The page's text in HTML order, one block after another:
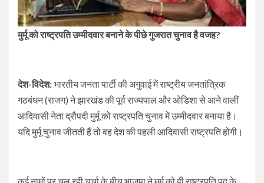
मुर्मू को राष्ट्रपति उम्मीदवार बनाने के पीछे गुजरात चुनाव है वजह?
देश-विदेश:भारतीय जनता पार्टी की अगुवाई में राष्ट्रीय जनतांत्रिक
गठबंधन (राजग) ने झारखंड की पूर्व राज्यपाल और ओडिशा से आने वालीं
आदिवासी नेता द्रौपदी मुर्मू को राष्ट्रपति चुनाव में उम्मीदवार बनाया है।
यदि मुर्मू चुनाव जीतती हैं तो वह देश की पहली आदिवासी राष्ट्रपति होंगी।